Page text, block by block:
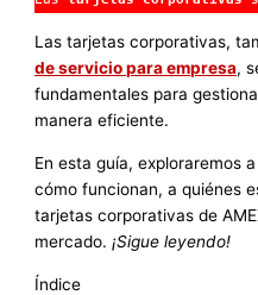
Las tarjetas corporativas,
de servicio para empresa,
fundamentales para
manera eficiente.
En esta guía, exploraremos
cómo funcionan, a quiénes
tarjetas corporativas de
mercado. ¡Sigue leyendo!
Índice